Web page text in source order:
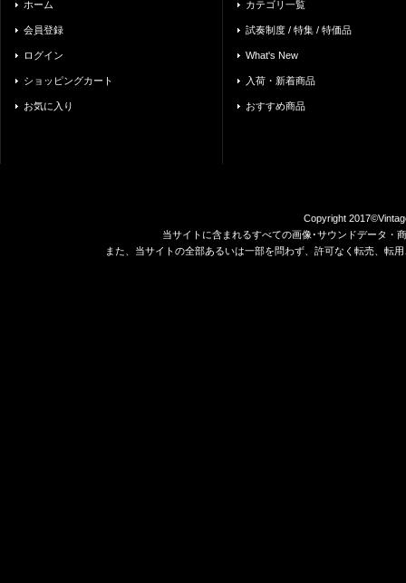
ホーム
会員登録
ログイン
ショッピングカート
お気に入り
カテゴリ一覧
試奏制度 / 特集 / 特価品
What's New
入荷・新着商品
おすすめ商品
Copyright
当サイトに含まれるすべての画像･サウンドデータ・
また、当サイトの全部あるいは一部を問わず、許可なく転売、転